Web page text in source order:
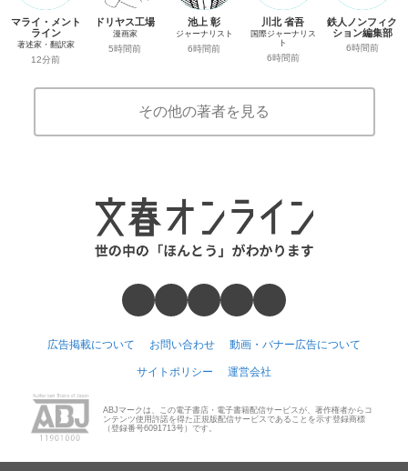
マライ・メント
ライン
著述家・翻訳家
12分前
ドリヤス工場
漫画家
5時間前
池上 彰
ジャーナリスト
6時間前
川北 省吾
国際ジャーナリス
ト
6時間前
鉄人ノンフィク
ション編集部
6時間前
その他の著者を見る
広告掲載について お問い合わせ 動画・バナー広告について
サイトポリシー 運営会社
ABJマークは、この電子書店・電子書籍配信サービスが、著作権者からコ
ンテンツ使用許諾を得た正規版配信サービスであることを示す登録商標
（登録番号6091713号）です。